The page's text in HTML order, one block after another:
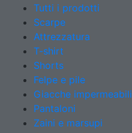
Tutti i prodotti
Scarpe
Attrezzatura
T-shirt
Shorts
Felpe e pile
Giacche impermeabili
Pantaloni
Zaini e marsupi